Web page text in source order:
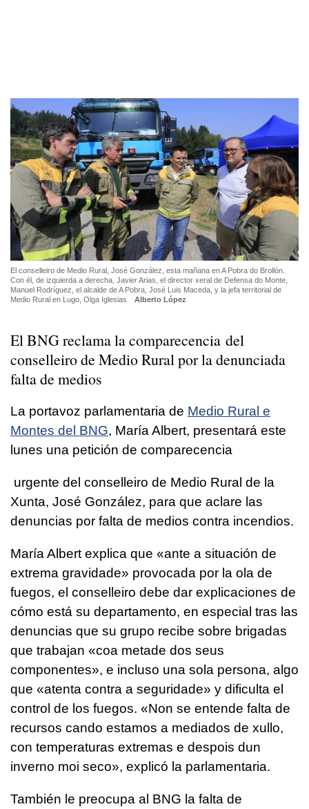
El conselleiro de Medio Rural, José González, esta mañana en A Pobra do Brollón.
Con él, de izquierda a derecha, Javier Arias, el director xeral de Defensa do Monte,
Manuel Rodríguez, el alcalde de A Pobra, José Luis Maceda, y la jefa territorial de
Medio Rural en Lugo, Olga Iglesias
Alberto López
El BNG reclama la comparecencia del
conselleiro de Medio Rural por la denunciada
falta de medios
La portavoz parlamentaria de Medio Rural e
Montes del BNG, María Albert, presentará este
lunes una petición de comparecencia
urgente del conselleiro de Medio Rural de la
Xunta, José González, para que aclare las
denuncias por falta de medios contra incendios.
María Albert explica que «ante a situación de
extrema gravidade» provocada por la ola de
fuegos, el conselleiro debe dar explicaciones de
cómo está su departamento, en especial tras las
denuncias que su grupo recibe sobre brigadas
que trabajan «coa metade dos seus
componentes», e incluso una sola persona, algo
que «atenta contra a seguridade» y dificulta el
control de los fuegos. «Non se entende falta de
recursos cando estamos a mediados de xullo,
con temperaturas extremas e despois dun
inverno moi seco», explicó la parlamentaria.
También le preocupa al BNG la falta de